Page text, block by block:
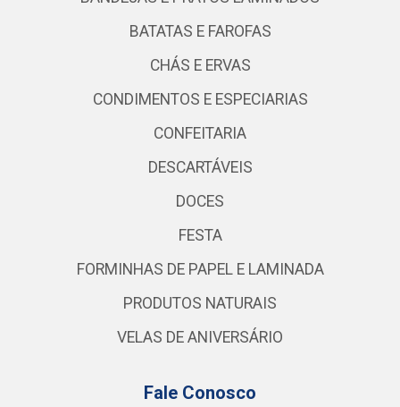
BATATAS E FAROFAS
CHÁS E ERVAS
CONDIMENTOS E ESPECIARIAS
CONFEITARIA
DESCARTÁVEIS
DOCES
FESTA
FORMINHAS DE PAPEL E LAMINADA
PRODUTOS NATURAIS
VELAS DE ANIVERSÁRIO
Fale Conosco